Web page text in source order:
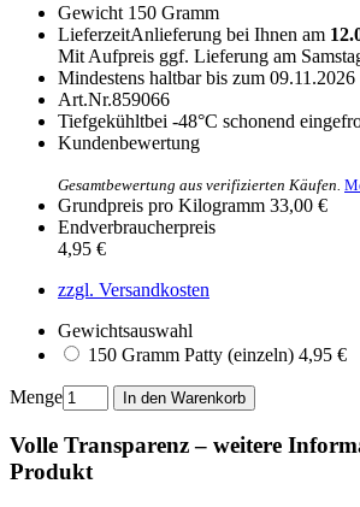
Gewicht 150 Gramm
LieferzeitAnlieferung bei Ihnen am
Mit Aufpreis ggf. Lieferung am
Mindestens haltbar bis zum 09.11.2026
Art.Nr.859066
Tiefgekühltbei -48°C schonend
Kundenbewertung
Gesamtbewertung aus verifizierten Käufen.
Grundpreis pro Kilogramm 33,00 €
Endverbraucherpreis
4,95 €
zzgl. Versandkosten
Gewichtsauswahl
150 Gramm
4,95 €
Menge
Volle Transparenz – weitere
Produkt